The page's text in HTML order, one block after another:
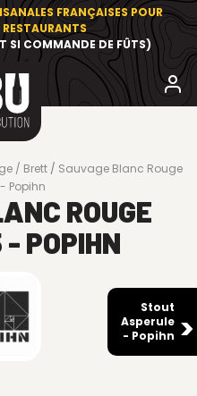
FRANÇAISES POUR
SI COMMANDE DE FÛTS)
/ Brett
Sauvage Blanc Rouge
Popihn
ROUGE
POPIHN
Stout
Asperule
- Popihn